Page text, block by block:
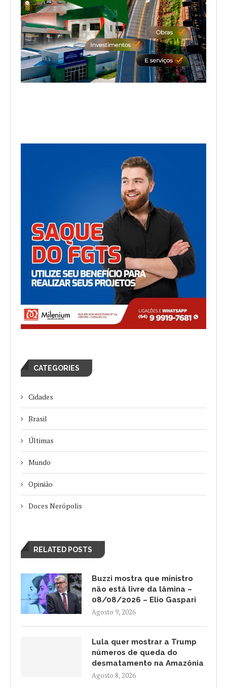
CATEGORIES
Cidades
Brasil
Últimas
Mundo
Opinião
Doces Nerópolis
RELATED POSTS
Buzzi mostra que ministro
não está livre da lâmina –
08/08/2026 – Elio Gaspari
Agosto 9, 2026
Lula quer mostrar a Trump
números de queda do
desmatamento na Amazônia
Agosto 8, 2026